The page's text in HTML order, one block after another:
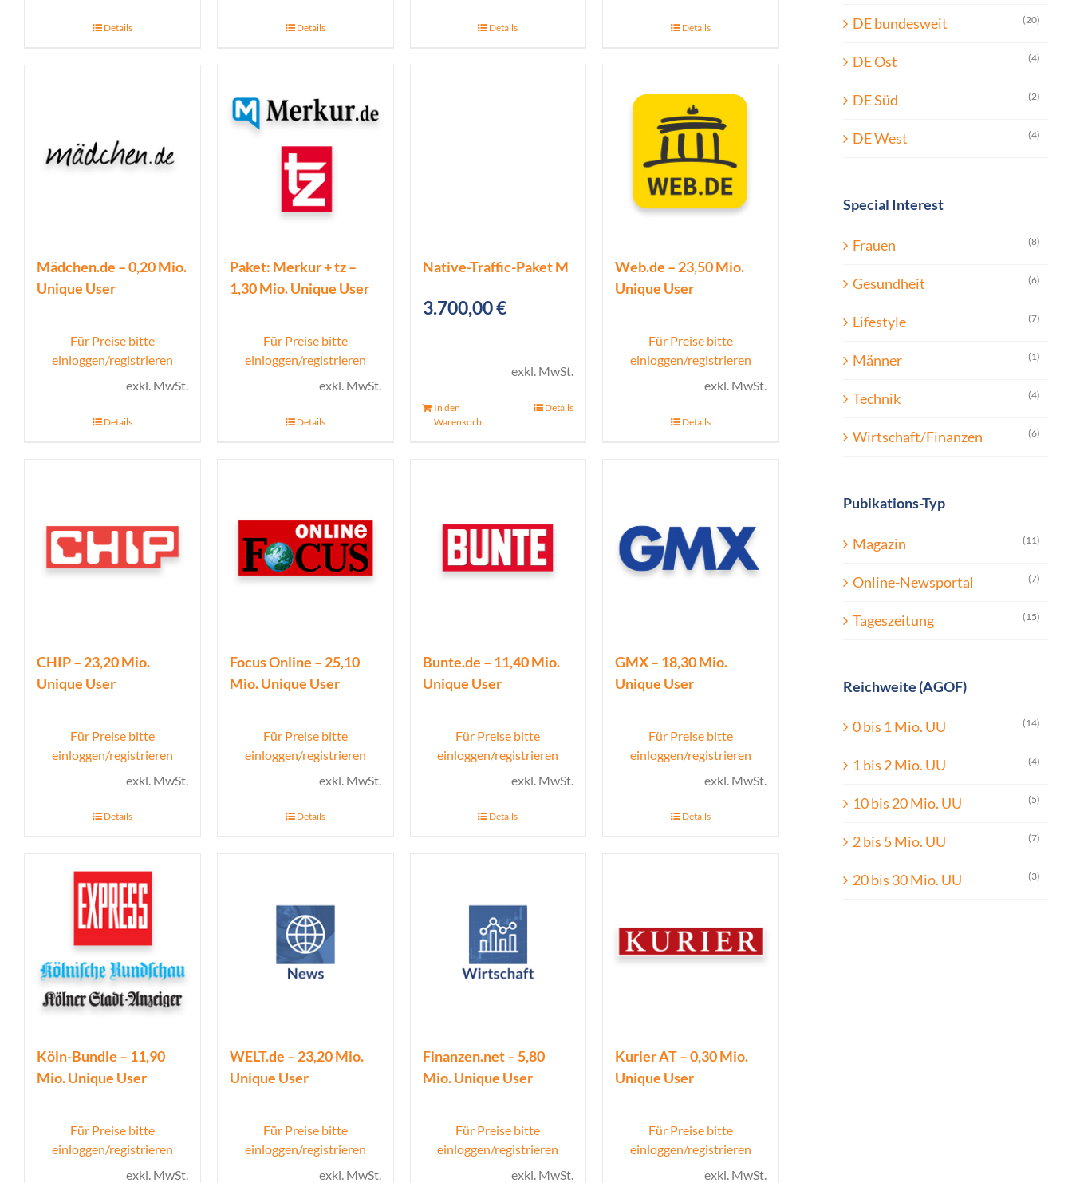
Details Details Details Details
Mädchen.de – 0,20 Mio.
Unique User
Für Preise bitte
einloggen/registrieren
exkl. MwSt.
Details
Paket: Merkur + tz –
1,30 Mio. Unique User
Für Preise bitte
einloggen/registrieren
exkl. MwSt.
Details
Native-Traffic-Paket M
3.700,00€
exkl. MwSt.
In den
Warenkorb
Details
Web.de – 23,50 Mio.
Unique User
Für Preise bitte
einloggen/registrieren
exkl. MwSt.
Details
CHIP – 23,20 Mio.
Unique User
Für Preise bitte
einloggen/registrieren
exkl. MwSt.
Details
Focus Online – 25,10
Mio. Unique User
Für Preise bitte
einloggen/registrieren
exkl. MwSt.
Details
Bunte.de – 11,40 Mio.
Unique User
Für Preise bitte
einloggen/registrieren
exkl. MwSt.
Details
GMX – 18,30 Mio.
Unique User
Für Preise bitte
einloggen/registrieren
exkl. MwSt.
Details
Köln-Bundle – 11,90
Mio. Unique User
Für Preise bitte
einloggen/registrieren
exkl. MwSt.
WELT.de – 23,20 Mio.
Unique User
Für Preise bitte
einloggen/registrieren
exkl. MwSt.
Finanzen.net – 5,80
Mio. Unique User
Für Preise bitte
einloggen/registrieren
exkl. MwSt.
Kurier AT – 0,30 Mio.
Unique User
Für Preise bitte
einloggen/registrieren
exkl. MwSt.
DE bundesweit (20)
DE Ost (4)
DE Süd (2)
DE West (4)
Special Interest
Frauen (8)
Gesundheit (6)
Lifestyle (7)
Männer (1)
Technik (4)
Wirtschaft/Finanzen (6)
Pubikations-Typ
Magazin (11)
Online-Newsportal (7)
Tageszeitung (15)
Reichweite (AGOF)
0 bis 1 Mio. UU (14)
1 bis 2 Mio. UU (4)
10 bis 20 Mio. UU (5)
2 bis 5 Mio. UU (7)
20 bis 30 Mio. UU (3)